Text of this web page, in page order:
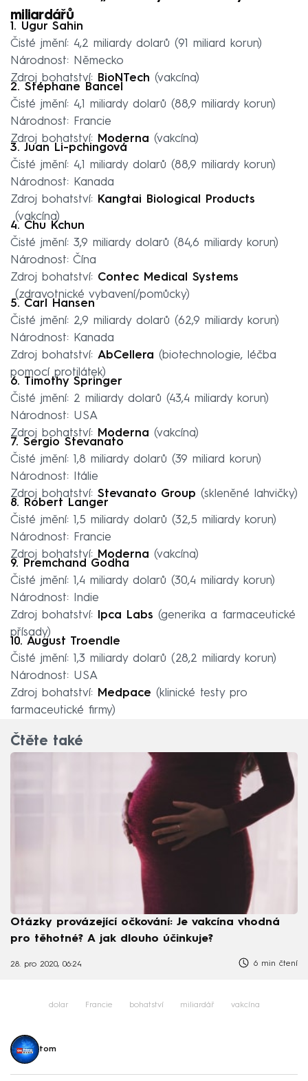
miliardářů
1. Ugur Sahin
Čisté jmění: 4,2 miliardy dolarů (91 miliard korun)
Národnost: Německo
Zdroj bohatství: BioNTech (vakcína)
2. Stéphane Bancel
Čisté jmění: 4,1 miliardy dolarů (88,9 miliardy korun)
Národnost: Francie
Zdroj bohatství: Moderna (vakcína)
3. Juan Li-pchingová
Čisté jmění: 4,1 miliardy dolarů (88,9 miliardy korun)
Národnost: Kanada
Zdroj bohatství: Kangtai Biological Products
(vakcína)
4. Chu Kchun
Čisté jmění: 3,9 miliardy dolarů (84,6 miliardy korun)
Národnost: Čína
Zdroj bohatství: Contec Medical Systems
(zdravotnické vybavení/pomůcky)
5. Carl Hansen
Čisté jmění: 2,9 miliardy dolarů (62,9 miliardy korun)
Národnost: Kanada
Zdroj bohatství: AbCellera (biotechnologie, léčba
pomocí protilátek)
6. Timothy Springer
Čisté jmění: 2 miliardy dolarů (43,4 miliardy korun)
Národnost: USA
Zdroj bohatství: Moderna (vakcína)
7. Sergio Stevanato
Čisté jmění: 1,8 miliardy dolarů (39 miliard korun)
Národnost: Itálie
Zdroj bohatství: Stevanato Group (skleněné lahvičky)
8. Robert Langer
Čisté jmění: 1,5 miliardy dolarů (32,5 miliardy korun)
Národnost: Francie
Zdroj bohatství: Moderna (vakcína)
9. Premchand Godha
Čisté jmění: 1,4 miliardy dolarů (30,4 miliardy korun)
Národnost: Indie
Zdroj bohatství:
Ipca Labs (generika a farmaceutické
přísady)
10. August Troendle
Čisté jmění: 1,3 miliardy dolarů (28,2 miliardy korun)
Národnost: USA
Zdroj bohatství: Medpace (klinické testy pro
farmaceutické firmy)
Čtěte také
Otázky provázející očkování: Je vakcína vhodná
pro těhotné? A jak dlouho účinkuje?
28. pro 2020, 06:24 6 min čtení
dolar Francie bohatství miliardář vakcína
tom